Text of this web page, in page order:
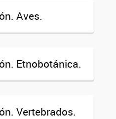
Aves.
Etnobotánica.
Vertebrados.